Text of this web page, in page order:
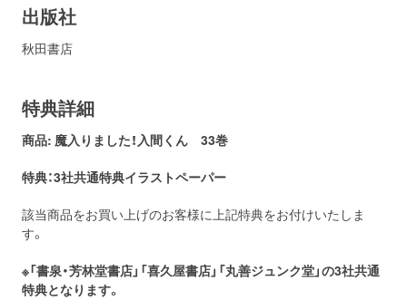
出版社
秋田書店
特典詳細
商品: 魔入りました！入間くん33巻
特典：3社共通特典イラストペーパー
該当商品をお買い上げのお客様に上記特典をお付けいたしま
す。
※「書泉・芳林堂書店」「喜久屋書店」「丸善ジュンク堂」の3社共通
特典となります。